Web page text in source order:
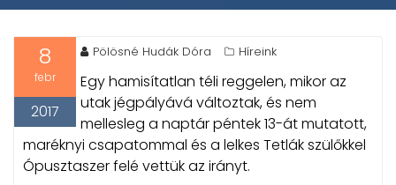
8
febr
2017
Pölösné Hudák Dóra Híreink
Egy hamisítatlan téli reggelen, mikor az
utak jégpályává változtak, és nem
mellesleg a naptár péntek 13-át mutatott,
maréknyi csapatommal és a lelkes Tetlák szülőkkel
Ópusztaszer felé vettük az irányt.